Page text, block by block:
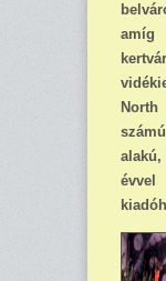
alakú,
évvel